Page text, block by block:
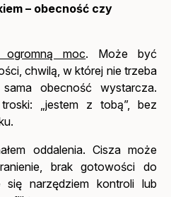
– obecność czy
moc. Może być
chwilą, w której nie trzeba
obecność wystarcza.
„jestem z tobą”, bez
oddalenia. Cisza może
brak gotowości do
się narzędziem kontroli lub